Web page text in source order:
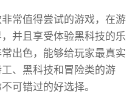
常值得尝试的游戏，在游
并且享受体验黑科技的乐
出色，能够给玩家最真实
、黑科技和冒险类的游
可错过的好选择。